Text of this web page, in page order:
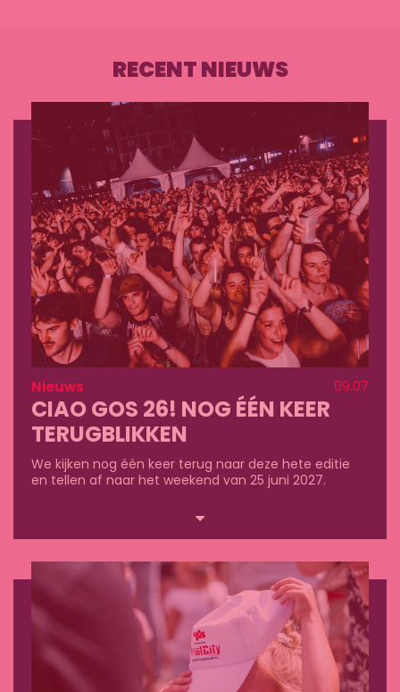
RECENT NIEUWS
Nieuws 09.07
CIAO GOS 26! NOG ÉÉN KEER
TERUGBLIKKEN
We kijken nog één keer terug naar deze hete editie
en tellen af naar het weekend van 25 juni 2027.
Lees
meer